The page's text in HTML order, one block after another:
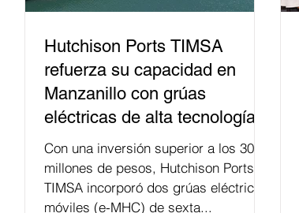
Hutchison Ports TIMSA
refuerza su capacidad en
Manzanillo con grúas
eléctricas de alta tecnología
Con una inversión superior a los 300
millones de pesos, Hutchison Ports
TIMSA incorporó dos grúas eléctricas
móviles (e-MHC) de sexta...